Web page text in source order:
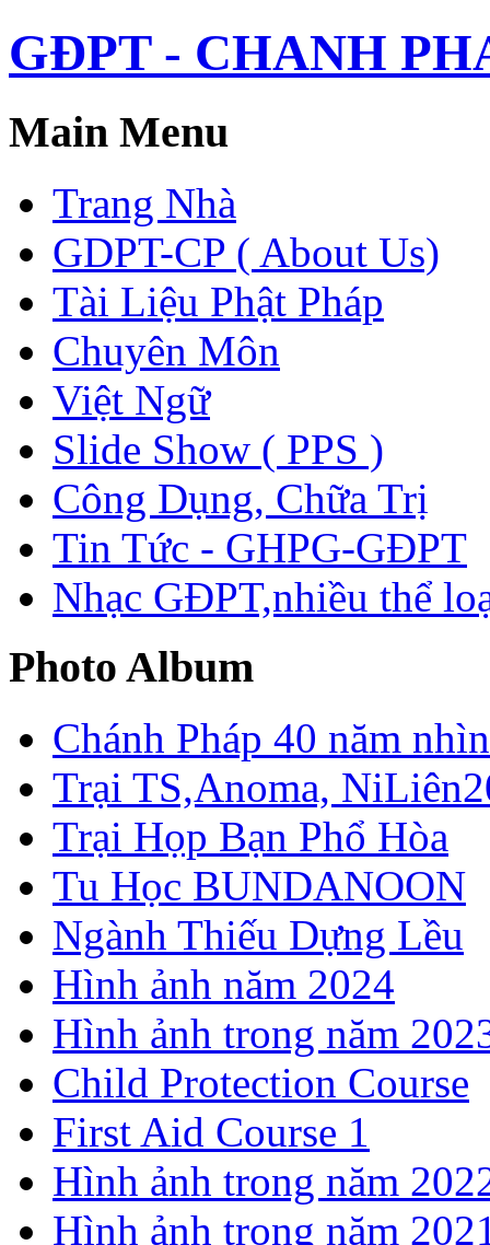
GĐPT - CHANH
Main Menu
Trang Nhà
GDPT-CP ( About Us)
Tài Liệu Phật Pháp
Chuyên Môn
Việt Ngữ
Slide Show ( PPS )
Công Dụng, Chữa Trị
Tin Tức - GHPG-GĐPT
Nhạc GĐPT,nhiều thể
Photo Album
Chánh Pháp 40 năm
Trại TS,Anoma,
Trại Họp Bạn Phổ Hòa
Tu Học BUNDANOON
Ngành Thiếu Dựng Lều
Hình ảnh năm 2024
Hình ảnh trong năm
Child Protection Course
First Aid Course 1
Hình ảnh trong năm
Hình ảnh trong năm